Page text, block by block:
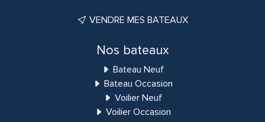
VENDRE MES BATEAUX
Nos bateaux
Bateau Neuf
Bateau Occasion
Voilier Neuf
Voilier Occasion